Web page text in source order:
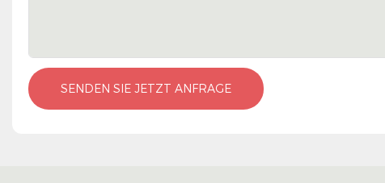
SENDEN SIE JETZT ANFRAGE